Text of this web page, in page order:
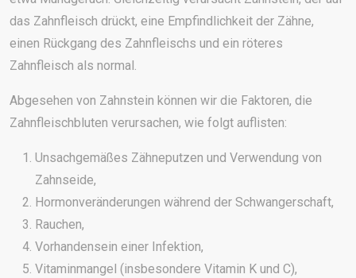
das Zahnfleisch drückt, eine Empfindlichkeit der Zähne,
einen Rückgang des Zahnfleischs und ein röteres
Zahnfleisch als normal.
Abgesehen von Zahnstein können wir die Faktoren, die
Zahnfleischbluten verursachen, wie folgt auflisten:
Unsachgemäßes Zähneputzen und Verwendung von
Zahnseide,
Hormonveränderungen während der Schwangerschaft,
Rauchen,
Vorhandensein einer Infektion,
Vitaminmangel (insbesondere Vitamin K und C),